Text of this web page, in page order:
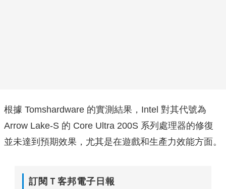
根據 Tomshardware 的實測結果，Intel 對其代號為
Arrow Lake-S 的 Core Ultra 200S 系列處理器的修復
並未達到預期效果，尤其是在遊戲和生產力效能方面。
訂閱Ｔ客邦電子日報